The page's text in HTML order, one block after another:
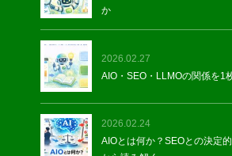
か
2026.02.27
AIO・SEO・LLMOの関係を1
2026.02.24
AIOとは何か？SEOとの決定